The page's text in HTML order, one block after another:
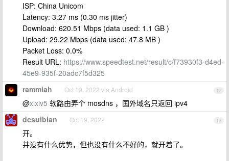
ISP: China Unicom
Latency: 3.27 ms (0.30 ms jitter)
Download: 620.51 Mbps (data used: 1.1 GB )
Upload: 29.22 Mbps (data used: 47.8 MB )
Packet Loss: 0.0%
Result URL: https://www.speedtest.net/result/c/f73930f3-d4ed-
45e9-935f-20adc7f5d325
12
rammiah Oct 19, 2022 via Android
@xixiv5 软路由弄个 mosdns ，国外域名只返回 ipv4
13
dcsuibian Oct 19, 2022
开。
并没有什么优势，但也没有什么不好的，就开着了。